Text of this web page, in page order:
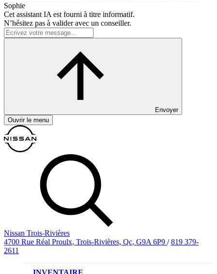
Sophie
Cet assistant IA est fourni à titre informatif.
N’hésitez pas à valider avec un conseiller.
Envoyer
Ouvrir le menu
Nissan Trois-Rivières
4700 Rue Réal Proulx, Trois-Rivières, Qc, G9A 6P9 / 819 379-
2611
INVENTAIRE